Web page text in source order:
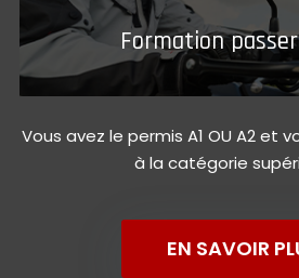
Formation
Vous avez le permis A1 OU A2 et
à la catégorie
EN SAVOIR